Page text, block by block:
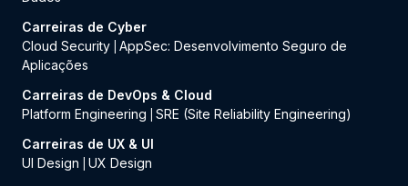
Carreiras de Cyber
Cloud Security AppSec: Desenvolvimento Seguro de
Aplicações
Carreiras de DevOps & Cloud
Platform Engineering
SRE (Site Reliability Engineering)
Carreiras de UX & UI
UI Design
UX Design